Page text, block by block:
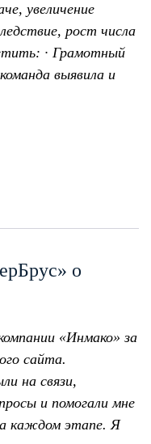
увеличение
рост числа
· Грамотный
выявила и
о
«Инмако» за
сайта.
на связи,
и помогали мне
каждом этапе. Я